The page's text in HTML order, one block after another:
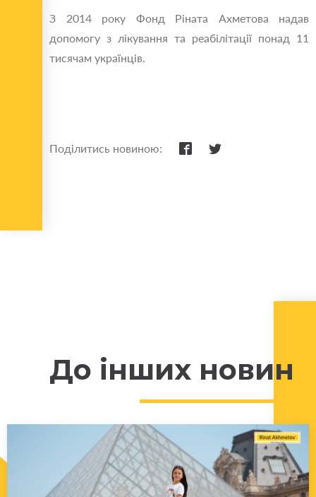
З 2014 року Фонд Ріната Ахметова надав
допомогу з лікування та реабілітації понад 11
тисячам українців.
Поділитись новиною:
До інших новин